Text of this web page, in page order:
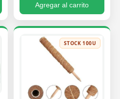
Agregar al carrito
STOCK 100U